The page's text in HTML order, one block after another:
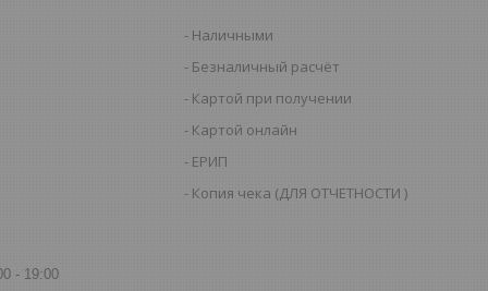
Наличными
Безналичный расчёт
Картой при получении
Картой онлайн
ЕРИП
Копия чека (ДЛЯ ОТЧЕТНОСТИ )
19:00